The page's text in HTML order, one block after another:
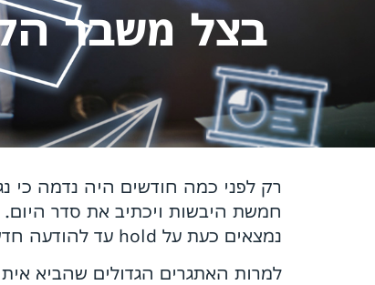
בצל משבר
רק לפני כמה חודשים היה נדמה כי
חמשת היבשות ויכתיב את סדר היום.
נמצאים כעת על hold עד להודעה חדשה.
למרות האתגרים הגדולים שהביא